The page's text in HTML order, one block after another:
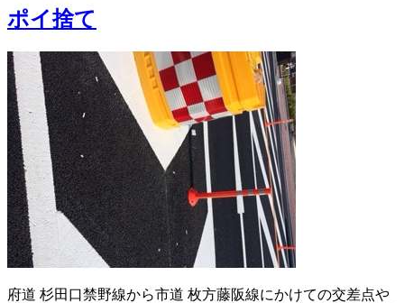
ポイ捨て
府道 杉田口禁野線から市道 枚方藤阪線にかけての交差点や